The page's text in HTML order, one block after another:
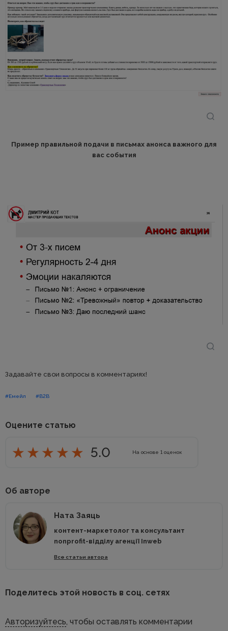
Пример правильной подачи в письмах анонса важного для
вас события
Задавайте свои вопросы в комментариях!
#Емейл #B2B
Оцените статью
5.0 На основе 1 оценок
Об авторе
Ната Заяць
контент-маркетолог та консультант
nonprofit-відділу агенції Inweb
Все статьи автора
Поделитесь этой новость в соц. сетях
Авторизуйтесь, чтобы оставлять комментарии